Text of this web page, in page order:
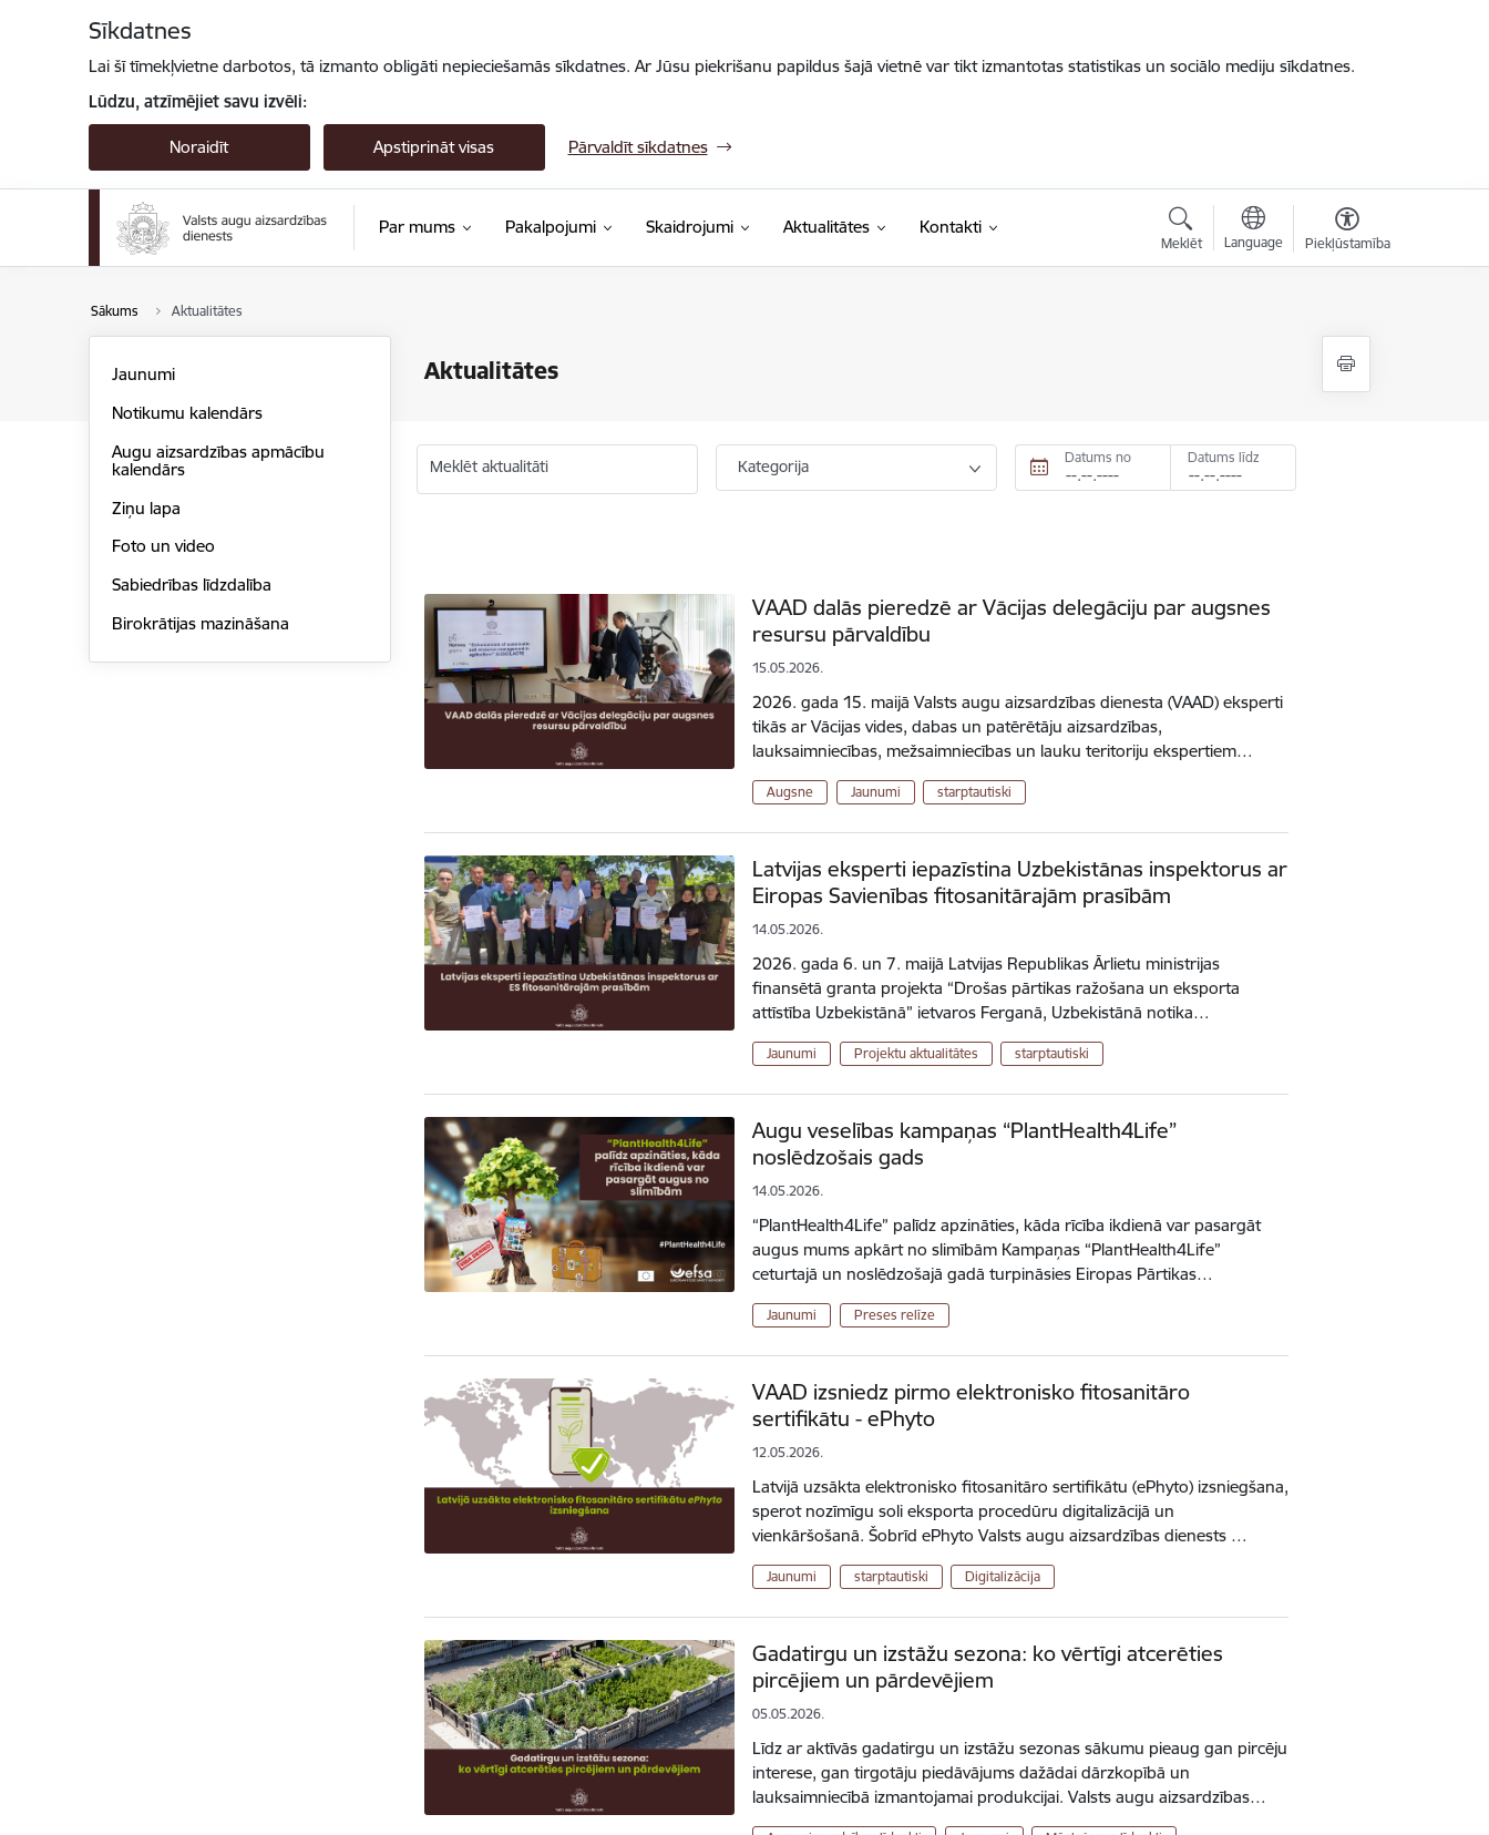
Sīkdatnes
Lai šī tīmekļvietne darbotos, tā izmanto obligāti nepieciešamās sīkdatnes. Ar Jūsu piekrišanu papildus šajā vietnē var tikt izmantotas statistikas un sociālo mediju sīkdatnes.
Lūdzu, atzīmējiet savu izvēli:
Noraidīt Apstiprināt visas Pārvaldīt sīkdatnes
Par mums Pakalpojumi Skaidrojumi Aktualitātes Kontakti
Meklēt Language Piekļūstamība
Sākums Aktualitātes
Aktualitātes
Jaunumi
Notikumu kalendārs
Augu aizsardzības apmācību
kalendārs
Ziņu lapa
Foto un video
Sabiedrības līdzdalība
Birokrātijas mazināšana
Meklēt aktualitāti Kategorija Datums no Datums līdz
VAAD dalās pieredzē ar Vācijas delegāciju par augsnes
resursu pārvaldību
15.05.2026.
2026. gada 15. maijā Valsts augu aizsardzības dienesta (VAAD) eksperti
tikās ar Vācijas vides, dabas un patērētāju aizsardzības,
lauksaimniecības, mežsaimniecības un lauku teritoriju ekspertiem…
Augsne Jaunumi starptautiski
Latvijas eksperti iepazīstina Uzbekistānas inspektorus ar
Eiropas Savienības fitosanitārajām prasībām
14.05.2026.
2026. gada 6. un 7. maijā Latvijas Republikas Ārlietu ministrijas
finansētā granta projekta “Drošas pārtikas ražošana un eksporta
attīstība Uzbekistānā” ietvaros Ferganā, Uzbekistānā notika…
Jaunumi Projektu aktualitātes starptautiski
Augu veselības kampaņas “PlantHealth4Life”
noslēdzošais gads
14.05.2026.
“PlantHealth4Life” palīdz apzināties, kāda rīcība ikdienā var pasargāt
augus mums apkārt no slimībām Kampaņas “PlantHealth4Life”
ceturtajā un noslēdzošajā gadā turpināsies Eiropas Pārtikas…
Jaunumi Preses relīze
VAAD izsniedz pirmo elektronisko fitosanitāro
sertifikātu - ePhyto
12.05.2026.
Latvijā uzsākta elektronisko fitosanitāro sertifikātu (ePhyto) izsniegšana,
sperot nozīmīgu soli eksporta procedūru digitalizācijā un
vienkāršošanā. Šobrīd ePhyto Valsts augu aizsardzības dienests …
Jaunumi starptautiski Digitalizācija
Gadatirgu un izstāžu sezona: ko vērtīgi atcerēties
pircējiem un pārdevējiem
05.05.2026.
Līdz ar aktīvās gadatirgu un izstāžu sezonas sākumu pieaug gan pircēju
interese, gan tirgotāju piedāvājums dažādai dārzkopībā un
lauksaimniecībā izmantojamai produkcijai. Valsts augu aizsardzības…